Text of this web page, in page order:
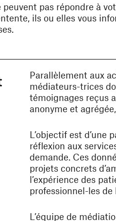
pas répondre à
ils ou elles vous
Parallèlement aux
médiateurs-trices
témoignages reçus
anonyme et
L’objectif est d’une
réflexion aux
demande. Ces
projets concrets
l’expérience des
professionnel-les de
L’équipe de